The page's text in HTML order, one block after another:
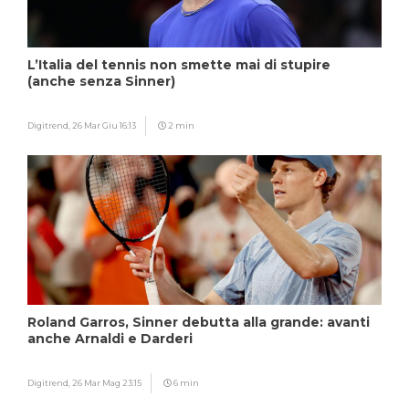
L’Italia del tennis non smette mai di stupire
(anche senza Sinner)
Digitrend, 26 Mar Giu 16:13 2 min
Roland Garros, Sinner debutta alla grande: avanti
anche Arnaldi e Darderi
Digitrend, 26 Mar Mag 23:15 6 min